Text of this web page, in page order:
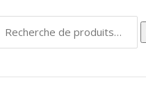
TRENTINO